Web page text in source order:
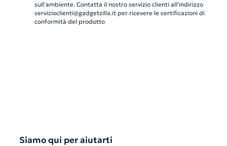
sull'ambiente. Contatta il nostro servizio clienti all’indirizzo
servizioclienti@gadgetzilla.itper ricevere le certificazioni di
conformità del prodotto
Siamo qui per aiutarti